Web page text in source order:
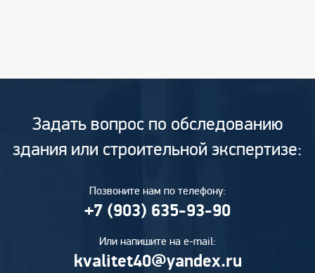
Задать вопрос по обследованию
здания или строительной экспертизе:
Позвоните нам по телефону:
+7 (903) 635-93-90
Или напишите на e-mail:
kvalitet40@yandex.ru